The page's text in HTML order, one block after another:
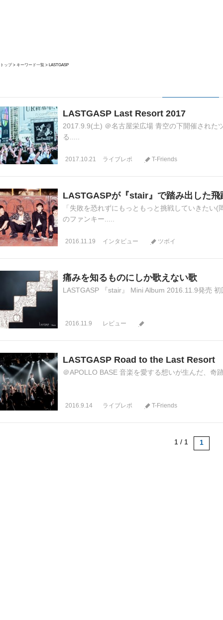
トップ キーワード一覧 LASTGASP
LASTGASP Last Resort 2017
2017.9.9(土) ＠名古屋栄広場 青空の下開催された
る.....
2017.10.21 ライブレポ T-Friends
LASTGASPが『stair』で踏み出した飛
「失敗を恐れずにもっともっと挑戦していきた
のファンキー.....
2016.11.19 インタビュー ツボイ
痛みを知るものにしか歌えない歌
LASTGASP 『stair』 Mini Album 2016.11.9発売
2016.11.9 レビュー
LASTGASP Road to the Last Resort
＠APOLLO BASE 音楽を愛する想いが生んだ、奇
2016.9.14 ライブレポ T-Friends
1 / 1 1